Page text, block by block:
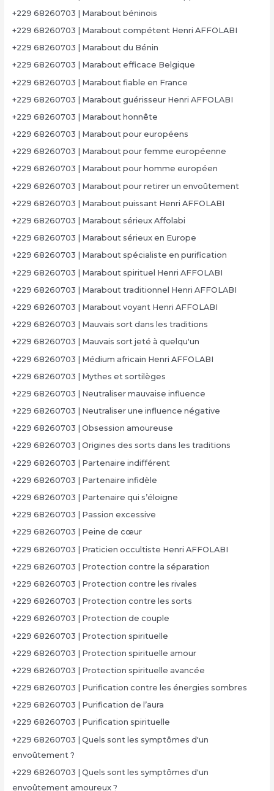
+229 68260703 | Marabout béninois
+229 68260703 | Marabout compétent Henri AFFOLABI
+229 68260703 | Marabout du Bénin
+229 68260703 | Marabout efficace Belgique
+229 68260703 | Marabout fiable en France
+229 68260703 | Marabout guérisseur Henri AFFOLABI
+229 68260703 | Marabout honnête
+229 68260703 | Marabout pour européens
+229 68260703 | Marabout pour femme européenne
+229 68260703 | Marabout pour homme européen
+229 68260703 | Marabout pour retirer un envoûtement
+229 68260703 | Marabout puissant Henri AFFOLABI
+229 68260703 | Marabout sérieux Affolabi
+229 68260703 | Marabout sérieux en Europe
+229 68260703 | Marabout spécialiste en purification
+229 68260703 | Marabout spirituel Henri AFFOLABI
+229 68260703 | Marabout traditionnel Henri AFFOLABI
+229 68260703 | Marabout voyant Henri AFFOLABI
+229 68260703 | Mauvais sort dans les traditions
+229 68260703 | Mauvais sort jeté à quelqu'un
+229 68260703 | Médium africain Henri AFFOLABI
+229 68260703 | Mythes et sortilèges
+229 68260703 | Neutraliser mauvaise influence
+229 68260703 | Neutraliser une influence négative
+229 68260703 | Obsession amoureuse
+229 68260703 | Origines des sorts dans les traditions
+229 68260703 | Partenaire indifférent
+229 68260703 | Partenaire infidèle
+229 68260703 | Partenaire qui s’éloigne
+229 68260703 | Passion excessive
+229 68260703 | Peine de cœur
+229 68260703 | Praticien occultiste Henri AFFOLABI
+229 68260703 | Protection contre la séparation
+229 68260703 | Protection contre les rivales
+229 68260703 | Protection contre les sorts
+229 68260703 | Protection de couple
+229 68260703 | Protection spirituelle
+229 68260703 | Protection spirituelle amour
+229 68260703 | Protection spirituelle avancée
+229 68260703 | Purification contre les énergies sombres
+229 68260703 | Purification de l’aura
+229 68260703 | Purification spirituelle
+229 68260703 | Quels sont les symptômes d'un
envoûtement ?
+229 68260703 | Quels sont les symptômes d'un
envoûtement amoureux ?